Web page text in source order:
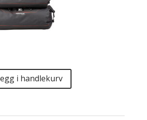
i handlekurv